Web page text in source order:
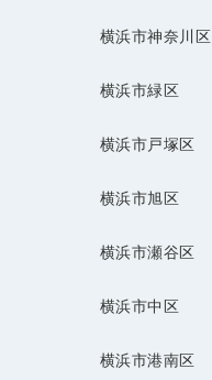
横浜市神奈川区
横浜市緑区
横浜市戸塚区
横浜市旭区
横浜市瀬谷区
横浜市中区
横浜市港南区